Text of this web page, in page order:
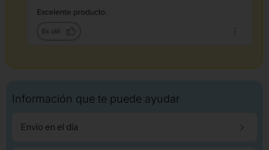
Información que te puede ayudar
Envío en el día